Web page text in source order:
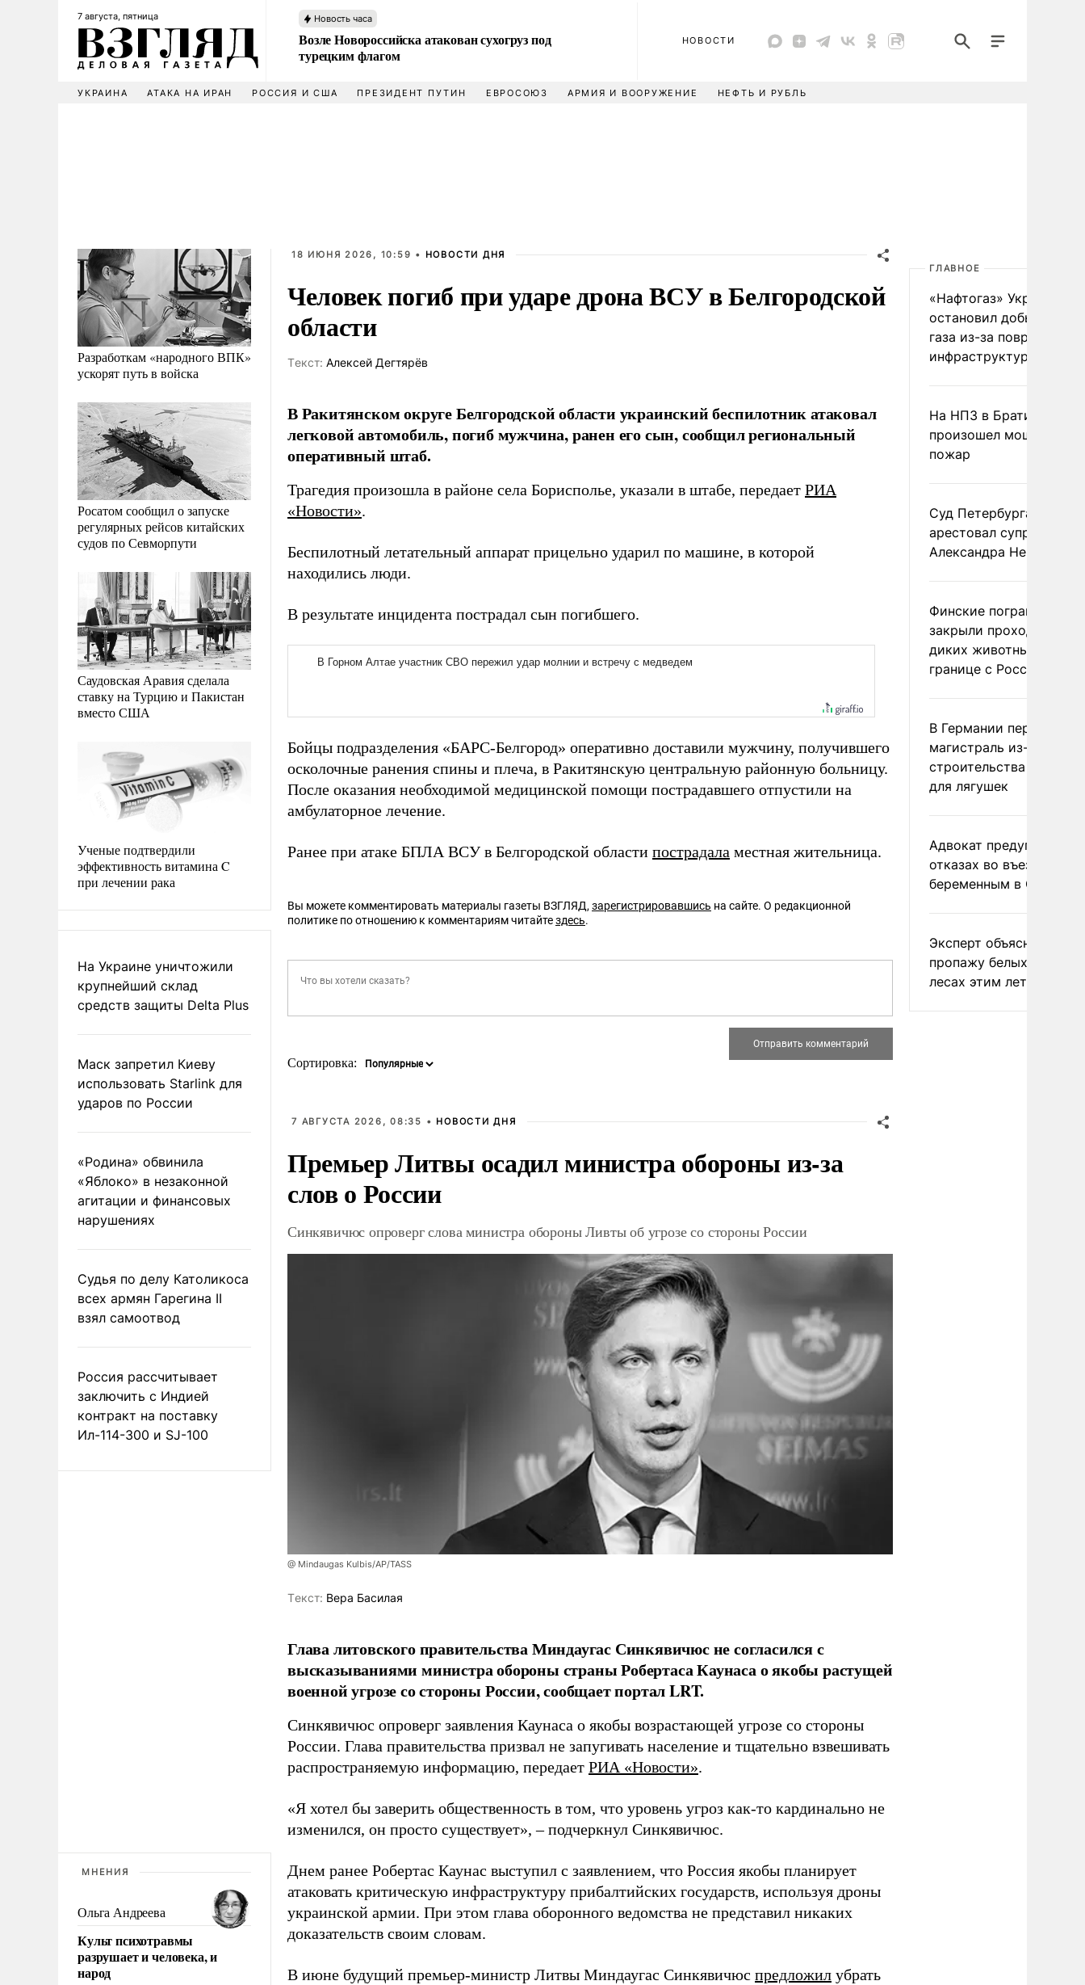
7 августа, пятница Новость часа
Возле Новороссийска атакован сухогруз под
турецким флагом
НОВОСТИ
УКРАИНА АТАКА НА ИРАН РОССИЯ И США ПРЕЗИДЕНТ ПУТИН ЕВРОСОЮЗ АРМИЯ И ВООРУЖЕНИЕ НЕФТЬ И РУБЛЬ
Разработкам «народного ВПК»
ускорят путь в войска
Росатом сообщил о запуске
регулярных рейсов китайских
судов по Севморпути
Саудовская Аравия сделала
ставку на Турцию и Пакистан
вместо США
Ученые подтвердили
эффективность витамина C
при лечении рака
На Украине уничтожили
крупнейший склад
средств защиты Delta Plus
Маск запретил Киеву
использовать Starlink для
ударов по России
«Родина» обвинила
«Яблоко» в незаконной
агитации и финансовых
нарушениях
Судья по делу Католикоса
всех армян Гарегина II
взял самоотвод
Россия рассчитывает
заключить с Индией
контракт на поставку
Ил-114-300 и SJ-100
МНЕНИЯ
Ольга Андреева
Культ психотравмы
разрушает и человека, и
народ
18 ИЮНЯ 2026, 10:59 • НОВОСТИ ДНЯ
Человек погиб при ударе дрона ВСУ в Белгородской
области
Tекст: Алексей Дегтярёв
В Ракитянском округе Белгородской области украинский беспилотник атаковал
легковой автомобиль, погиб мужчина, ранен его сын, сообщил региональный
оперативный штаб.
Трагедия произошла в районе села Борисполье, указали в штабе, передает РИА
«Новости».
Беспилотный летательный аппарат прицельно ударил по машине, в которой
находились люди.
В результате инцидента пострадал сын погибшего.
Бойцы подразделения «БАРС-Белгород» оперативно доставили мужчину, получившего
осколочные ранения спины и плеча, в Ракитянскую центральную районную больницу.
После оказания необходимой медицинской помощи пострадавшего отпустили на
амбулаторное лечение.
Ранее при атаке БПЛА ВСУ в Белгородской области пострадала местная жительница.
Вы можете комментировать материалы газеты ВЗГЛЯД, зарегистрировавшись на сайте. О редакционной
политике по отношению к комментариям читайтездесь.
Сортировка:
7 АВГУСТА 2026, 08:35 • НОВОСТИ ДНЯ
Премьер Литвы осадил министра обороны из-за
слов о России
Синкявичюс опроверг слова министра обороны Ливты об угрозе со стороны России
@ Mindaugas Kulbis/AP/TASS
Tекст: Вера Басилая
Глава литовского правительства Миндаугас Синкявичюс не согласился с
высказываниями министра обороны страны Робертаса Каунаса о якобы растущей
военной угрозе со стороны России, сообщает портал LRT.
Синкявичюс опроверг заявления Каунаса о якобы возрастающей угрозе со стороны
России. Глава правительства призвал не запугивать население и тщательно взвешивать
распространяемую информацию, передает РИА «Новости».
«Я хотел бы заверить общественность в том, что уровень угроз как-то кардинально не
изменился, он просто существует», – подчеркнул Синкявичюс.
Днем ранее Робертас Каунас выступил с заявлением, что Россия якобы планирует
атаковать критическую инфраструктуру прибалтийских государств, используя дроны
украинской армии. При этом глава оборонного ведомства не представил никаких
доказательств своим словам.
В июне будущий премьер-министр Литвы Миндаугас Синкявичюс предложил убрать
ГЛАВНОЕ
«Нафтогаз» Украины
остановил добычу
газа из-за повреждения
инфраструктуры
На НПЗ в Братиславе
произошел мощный
пожар
Суд Петербурга заочно
арестовал супругу
Александра Невзорова
Финские пограничники
закрыли проходы для
диких животных на
границе с Россией
В Германии перекрыли
магистраль из-за
строительства
для лягушек
Адвокат предупредил
отказах во въезде
беременным в США
Эксперт объяснил
пропажу белых грибов
лесах этим летом